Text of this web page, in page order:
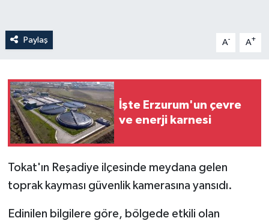
Paylaş A- A+
İşte Erzurum'un çevre
ve enerji karnesi
Tokat'ın Reşadiye ilçesinde meydana gelen
toprak kayması güvenlik kamerasına yansıdı.
Edinilen bilgilere göre, bölgede etkili olan